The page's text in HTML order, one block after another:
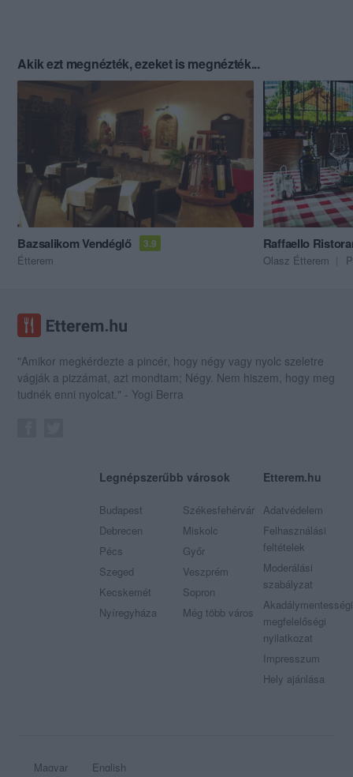
Akik ezt megnézték, ezeket is megnézték...
Bazsalikom Vendéglő 3.9
Étterem
Raffaello
Olasz Étterem
"Amikor megkérdezte a pincér, hogy négy vagy nyolc szeletre
vágják a pizzámat, azt mondtam; Négy. Nem hiszem, hogy meg
tudnék enni nyolcat." - Yogi Berra
Legnépszerűbb városok
Budapest
Debrecen
Pécs
Szeged
Kecskemét
Nyíregyháza
Székesfehérvár
Miskolc
Győr
Veszprém
Sopron
Még több város
Etterem.hu
Adatvédelem
Felhasználási
feltételek
Moderálási
szabályzat
Akadálymentességi
megfelelőségi
nyilatkozat
Impresszum
Hely ajánlása
Magyar English